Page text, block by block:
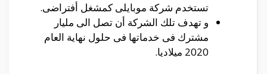
تستخدم شركة موبايلى كمشغل أفتراضى.
و تهدف تلك الشركة أن تصل الى مليار
مشترك فى خدماتها فى حلول نهاية العام
2020 ميلاديا.